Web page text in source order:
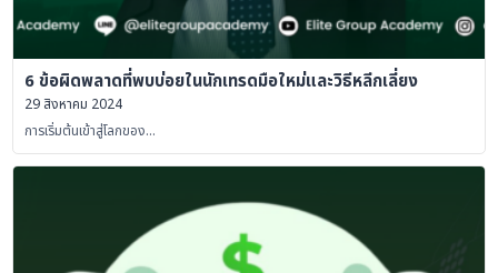
6 ข้อผิดพลาดที่พบบ่อยในนักเทรดมือใหม่และวิธีหลีกเลี่ยง
29 สิงหาคม 2024
การเริ่มต้นเข้าสู่โลกของ…